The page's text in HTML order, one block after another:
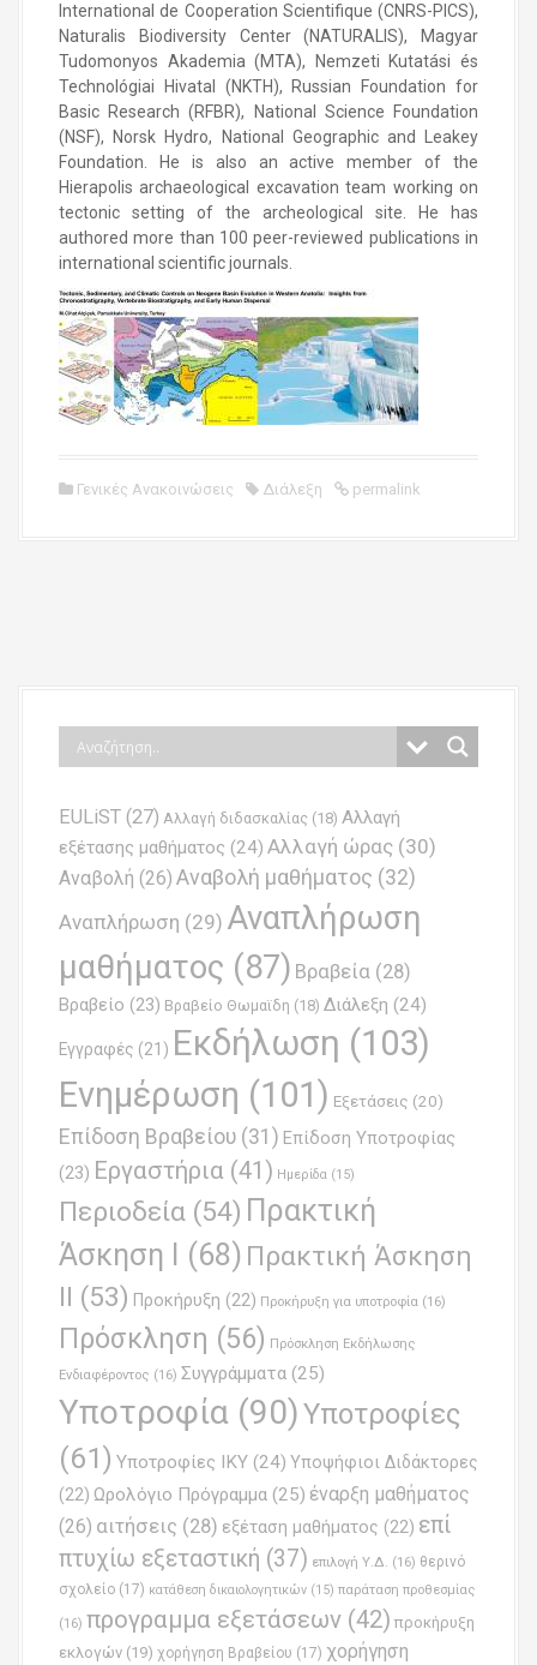
International de Cooperation Scientifique (CNRS-PICS),
Naturalis Biodiversity Center (NATURALIS), Magyar
Tudomonyos Akademia (MTA), Nemzeti Kutatási és
Technológiai Hivatal (NKTH), Russian Foundation for
Basic Research (RFBR), National Science Foundation
(NSF), Norsk Hydro, National Geographic and Leakey
Foundation. He is also an active member of the
Hierapolis archaeological excavation team working on
tectonic setting of the archeological site. He has
authored more than 100 peer-reviewed publications in
international scientific journals.
Γενικές Ανακοινώσεις Διάλεξη permalink
EULiST (27) Αλλαγή διδασκαλίας (18) Αλλαγή
εξέτασης μαθήματος (24) Αλλαγή ώρας (30)
Αναβολή (26) Αναβολή μαθήματος (32)
Αναπλήρωση (29) Αναπλήρωση
μαθήματος (87) Βραβεία (28)
Βραβείο (23) Βραβείο Θωμαϊδη (18) Διάλεξη (24)
Εγγραφές (21) Εκδήλωση (103)
Ενημέρωση (101) Εξετάσεις (20)
Επίδοση Βραβείου (31) Επίδοση Υποτροφίας
(23) Εργαστήρια (41) Ημερίδα (15)
Περιοδεία (54) Πρακτική
Άσκηση Ι
(68) Πρακτική Άσκηση
ΙΙ (53) Προκήρυξη (22) Προκήρυξη για υποτροφία (16)
Πρόσκληση (56) Πρόσκληση Εκδήλωσης
Ενδιαφέροντος (16) Συγγράμματα (25)
Υποτροφία (90)Υποτροφίες
(61) Υποτροφίες ΙΚΥ (24) Υποψήφιοι Διδάκτορες
(22) Ωρολόγιο Πρόγραμμα (25) έναρξη μαθήματος
(26) αιτήσεις (28) εξέταση μαθήματος (22) επί
πτυχίω εξεταστική (37) επιλογή Υ.Δ. (16) θερινό
σχολείο (17) κατάθεση δικαιολογητικών (15) παράταση προθεσμίας
(16) προγραμμα εξετάσεων (42) προκήρυξη
εκλογών (19) χορήγηση Βραβείου (17) χορήγηση